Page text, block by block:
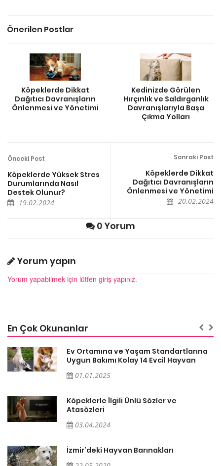
Önerilen Postlar
Köpeklerde Dikkat
Dağıtıcı Davranışların
Önlenmesi ve Yönetimi
Kedinizde Görülen
Hırçınlık ve Saldırganlık
Davranışlarıyla Başa
Çıkma Yolları
Önceki Post
Köpeklerde Yüksek Stres
Durumlarında Nasıl
Destek Olunur?
19.02.2024
Sonraki Post
Köpeklerde Dikkat
Dağıtıcı Davranışların
Önlenmesi ve Yönetimi
20.02.2024
0 Yorum
Yorum yapın
Yorum yapabilmek için lütfen giriş yapınız.
En Çok Okunanlar
Ev Ortamına ve Yaşam Standartlarına
Uygun Bakımı Kolay 14 Evcil Hayvan
01.01.2025
Köpeklerle İlgili Ünlü Sözler ve
Atasözleri
03.04.2024
İzmir’deki Hayvan Barınakları